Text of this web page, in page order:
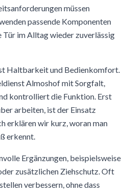
müssen
passende Komponenten
Tür im Alltag wieder zuverlässig
Haltbarkeit und Bedienkomfort.
Almoshof mit Sorgfalt,
kontrolliert die Funktion. Erst
arbeiten, ist der Einsatz
erklären wir kurz, woran man
erkennt.
Ergänzungen, beispielsweise
zusätzlichen Ziehschutz. Oft
verbessern, ohne dass